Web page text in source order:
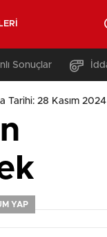
Sonuçlar
Tarihi: 28 Kasım
YAP